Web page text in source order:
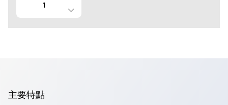
主要特點